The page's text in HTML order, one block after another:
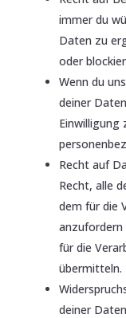
immer du
Daten zu
oder
Wenn du
deiner
Einwilligung
Recht auf
Recht, alle
dem für die
anzufordern
für die
übermitteln.
deiner